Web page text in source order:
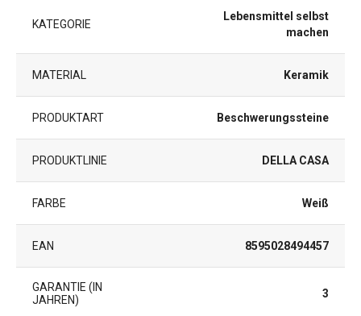
KATEGORIE
Lebensmittel selbst
machen
MATERIAL Keramik
PRODUKTART Beschwerungssteine
PRODUKTLINIE DELLA CASA
FARBE Weiß
EAN 8595028494457
GARANTIE (IN
JAHREN)
3